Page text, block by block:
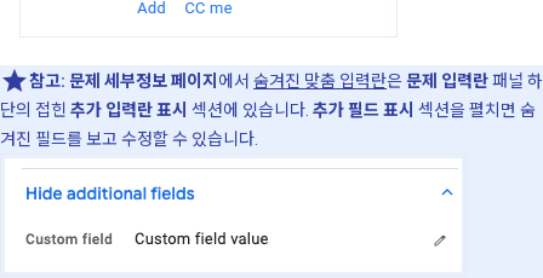
참고: 문제 세부정보 페이지 에서 숨겨진 맞춤 입력란은 문제 입력란패널 하
단의 접힌 추가 입력란 표시 섹션에 있습니다. 추가 필드 표시 섹션을 펼치면 숨
겨진 필드를 보고 수정할 수 있습니다.